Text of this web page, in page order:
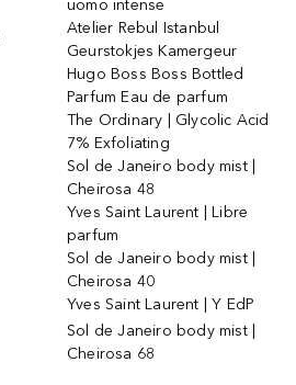
uomo intense
Atelier Rebul Istanbul
Geurstokjes Kamergeur
Hugo Boss Boss Bottled
Parfum Eau de parfum
The Ordinary | Glycolic Acid
7% Exfoliating
Sol de Janeiro body mist |
Cheirosa 48
Yves Saint Laurent | Libre
parfum
Sol de Janeiro body mist |
Cheirosa 40
Yves Saint Laurent | Y EdP
Sol de Janeiro body mist |
Cheirosa 68